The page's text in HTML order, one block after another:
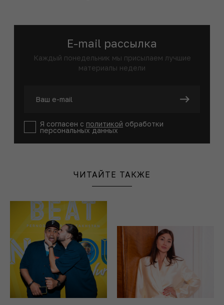
E-mail рассылка
Каждый понедельник мы присылаем лучшие
материалы недели
Я согласен с политикой обработки
персональных данных
ЧИТАЙТЕ ТАКЖЕ